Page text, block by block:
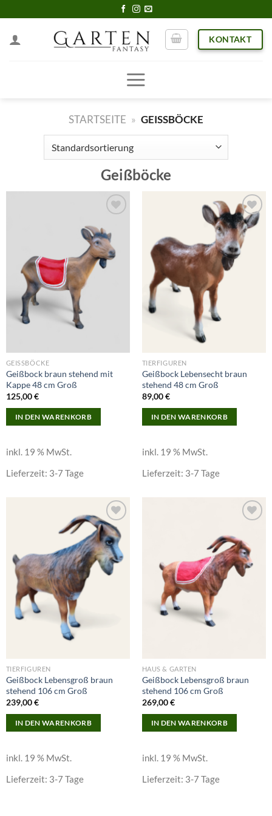
content
KONTAKT
STARTSEITE » GEISSBÖCKE
Geißböcke
Add to
wishlist
GEISSBÖCKE
Geißbock braun stehend mit
Kappe 48 cm Groß
125,00€
IN DEN WARENKORB
inkl. 19 % MwSt.
Lieferzeit: 3-7 Tage
Add to
wishlist
TIERFIGUREN
Geißbock Lebensecht braun
stehend 48 cm Groß
89,00€
IN DEN WARENKORB
inkl. 19 % MwSt.
Lieferzeit: 3-7 Tage
Add to
wishlist
TIERFIGUREN
Geißbock Lebensgroß braun
stehend 106 cm Groß
239,00€
IN DEN WARENKORB
inkl. 19 % MwSt.
Lieferzeit: 3-7 Tage
Add to
wishlist
HAUS & GARTEN
Geißbock Lebensgroß braun
stehend 106 cm Groß
269,00€
IN DEN WARENKORB
inkl. 19 % MwSt.
Lieferzeit: 3-7 Tage